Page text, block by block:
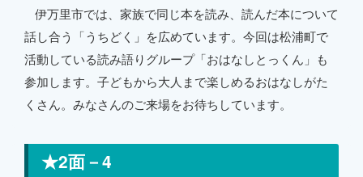
伊万里市では、家族で同じ本を読み、読んだ本について
話し合う「うちどく」を広めています。今回は松浦町で
活動している読み語りグループ「おはなしとっくん」も
参加します。子どもから大人まで楽しめるおはなしがた
くさん。みなさんのご来場をお待ちしています。
★2面－4